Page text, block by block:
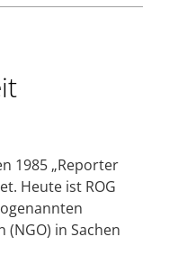
1985 „Reporter
Heute ist ROG
in Sachen